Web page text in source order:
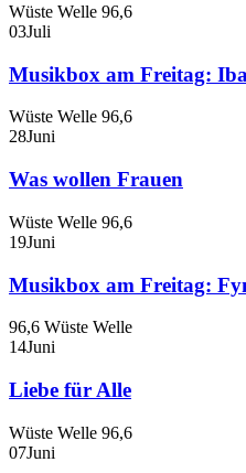
Wüste Welle 96,6
03Juli
Musikbox am Freitag:
Wüste Welle 96,6
28Juni
Was wollen Frauen
Wüste Welle 96,6
19Juni
Musikbox am Freitag:
96,6 Wüste Welle
14Juni
Liebe für Alle
Wüste Welle 96,6
07Juni